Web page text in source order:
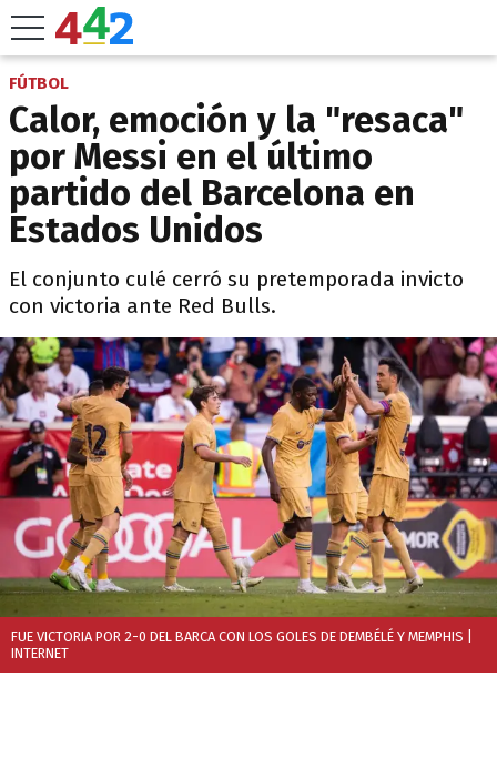
FÚTBOL
Calor, emoción y la "resaca"
por Messi en el último
partido del Barcelona en
Estados Unidos
El conjunto culé cerró su pretemporada invicto
con victoria ante Red Bulls.
FUE VICTORIA POR 2-0 DEL BARCA CON LOS GOLES DE DEMBÉLÉ Y MEMPHIS
INTERNET